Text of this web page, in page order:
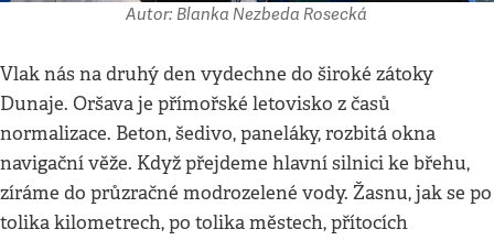
Autor: Blanka Nezbeda Rosecká
Vlak nás na druhý den vydechne do široké zátoky
Dunaje. Oršava je přímořské letovisko z časů
normalizace. Beton, šedivo, paneláky, rozbitá okna
navigační věže. Když přejdeme hlavní silnici ke břehu,
zíráme do průzračné modrozelené vody. Žasnu, jak se po
tolika kilometrech, po tolika městech, přítocích